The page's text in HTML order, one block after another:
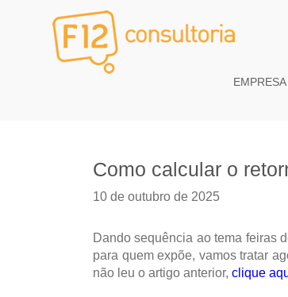
EMPRESA
Como calcular o
10 de outubro de 2025
Dando sequência ao tema feiras
para quem expõe, vamos tratar
não leu o artigo anterior, clique